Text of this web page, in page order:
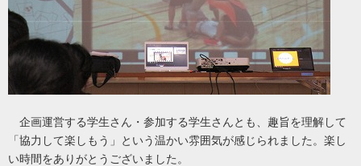
企画運営する学生さん・参加する学生さんとも、趣旨を理解して
「協力して楽しもう」という温かい雰囲気が感じられました。楽し
い時間をありがとうございました。